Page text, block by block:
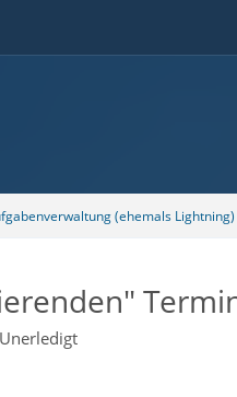
(ehemals Lightning)
Unerledigt